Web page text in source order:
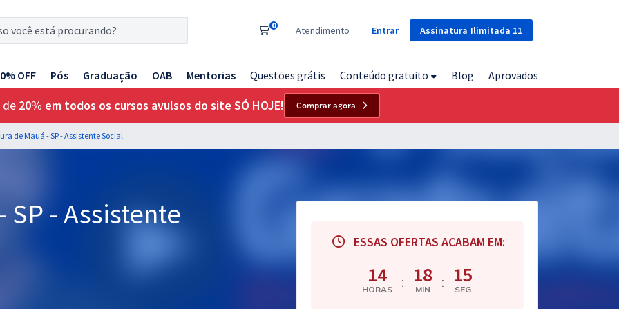
Assinatura Ilimitada 11
0 Atendimento Entrar
OFF Pós Graduação OAB Mentorias Questões grátis Conteúdo gratuito Blog Aprovados
de 20% em todos os cursos avulsos do site SÓ HOJE! Comprar agora
de Mauá - SP - Assistente Social
- Assistente
ESSAS OFERTAS ACABAM EM:
14
HORAS : 18
MIN : 14
SEG